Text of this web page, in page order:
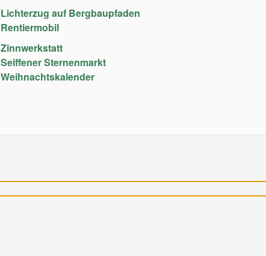
Lichterzug auf Bergbaupfaden
Rentiermobil
Zinnwerkstatt
Seiffener Sternenmarkt
Weihnachtskalender